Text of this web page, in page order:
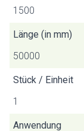
1500
Länge (in mm)
50000
Stück / Einheit
1
Anwendung